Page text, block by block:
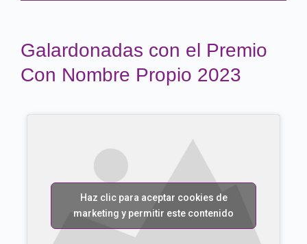
Galardonadas con el Premio
Con Nombre Propio 2023
Haz clic para aceptar cookies de
marketing y permitir este contenido